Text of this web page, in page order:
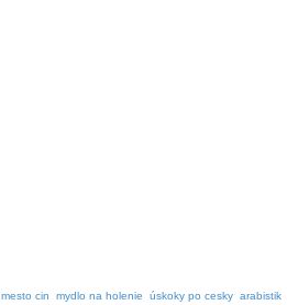
mesto cin mydlo na holenie úskoky po cesky arabistik